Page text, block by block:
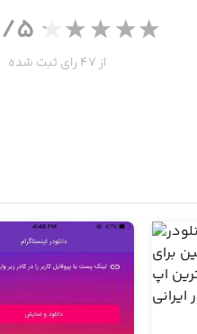
/5
از 47 رای ثبت شده